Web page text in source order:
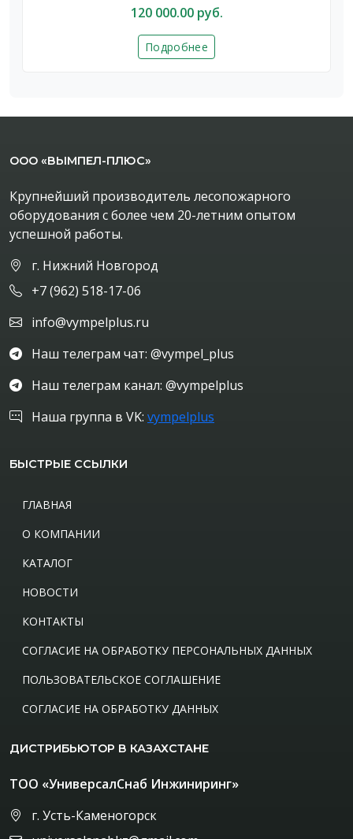
120 000.00 руб.
Подробнее
ООО «ВЫМПЕЛ-ПЛЮС»
Крупнейший производитель лесопожарного
оборудования с более чем 20-летним опытом
успешной работы.
г. Нижний Новгород
+7 (962) 518-17-06
info@vympelplus.ru
Наш телеграм чат: @vympel_plus
Наш телеграм канал: @vympelplus
Наша группа в VK: vympelplus
БЫСТРЫЕ ССЫЛКИ
ГЛАВНАЯ
О КОМПАНИИ
КАТАЛОГ
НОВОСТИ
КОНТАКТЫ
СОГЛАСИЕ НА ОБРАБОТКУ ПЕРСОНАЛЬНЫХ ДАННЫХ
ПОЛЬЗОВАТЕЛЬСКОЕ СОГЛАШЕНИЕ
СОГЛАСИЕ НА ОБРАБОТКУ ДАННЫХ
ДИСТРИБЬЮТОР В КАЗАХСТАНЕ
ТОО «УниверсалСнаб Инжиниринг»
г. Усть-Каменогорск